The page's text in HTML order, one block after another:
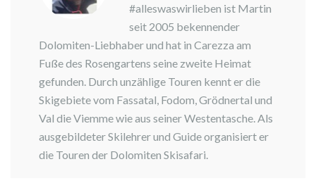
#alleswaswirlieben ist Martin
seit 2005 bekennender
Dolomiten-Liebhaber und hat in Carezza am
Fuße des Rosengartens seine zweite Heimat
gefunden. Durch unzählige Touren kennt er die
Skigebiete vom Fassatal, Fodom, Grödnertal und
Val die Viemme wie aus seiner Westentasche. Als
ausgebildeter Skilehrer und Guide organisiert er
die Touren der Dolomiten Skisafari.